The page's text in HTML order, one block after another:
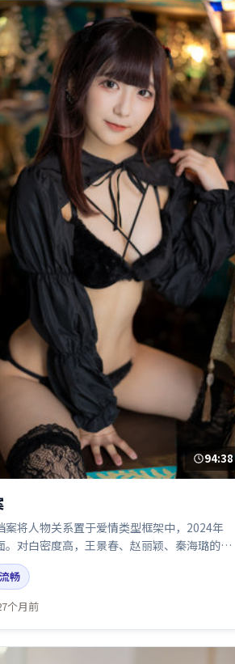
94:38
案将人物关系置于爱情类型框架中，2024年
。对白密度高，王景春、赵丽颖、秦海璐的台
关注；整体气质偏美国都市与冷色调摄影。
流畅
个月前